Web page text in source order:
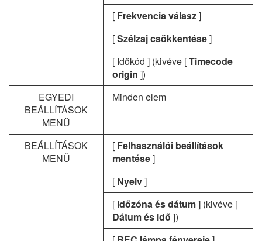
[ Frekvencia válasz]
[Szélzaj csökkentése]
[ Időkód ] (kivéve [Timecode
origin ])
EGYEDI
BEÁLLÍTÁSOK
MENÜ
Minden elem
BEÁLLÍTÁSOK
MENÜ
[ Felhasználói beállítások
mentése]
[ Nyelv]
[ Időzóna és dátum] (kivéve [
Dátum és idő ])